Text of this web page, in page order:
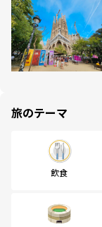
旅のテーマ
飲食